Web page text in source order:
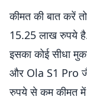
कीमत की बात करें
15.25 लाख रुपये है.
इसका कोई सीधा
और Ola S1 Pro
रुपये से कम कीमत